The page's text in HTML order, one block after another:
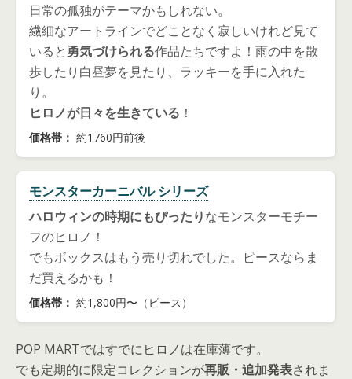
日常の孤独がテーマかもしれない。
繊細なアートラインでどことなく寂しいけれど見て
いると 勇気づけられる作品たちですよ！雨の中を散
歩したり白昼夢を見たり、ラッキーを手に入れた
り。
ヒロノが日々を生きている ！
価格帯： 約1760円前後
モンスターカーニバル シリーズ
ハロウィンの時期にもぴったりなモンスターモチー
フのヒロノ！
でもボックスはもう売り切れでした。ピースならま
だ買えるかも！
価格帯： 約1,800円〜（ピース）
POP MARTではすでにヒロノは在庫薄です。
でも定期的に限定コレクションが再販・追加発表されま